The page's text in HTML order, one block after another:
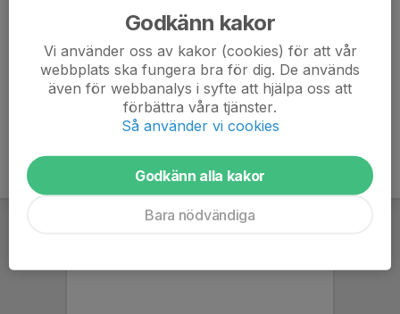
innebandyklubba, inomhusskor, innebandyglasögon och
vattenflaska. Sätt upp håret innan.
👕 Matchtröjor får ni på plats.
Godkänn kakor
Vi använder oss av kakor (cookies) för att vår
webbplats ska fungera bra för dig. De används
även för webbanalys i syfte att hjälpa oss att
förbättra våra tjänster.
Så använder vi cookies
Godkänn alla kakor
Bara nödvändiga